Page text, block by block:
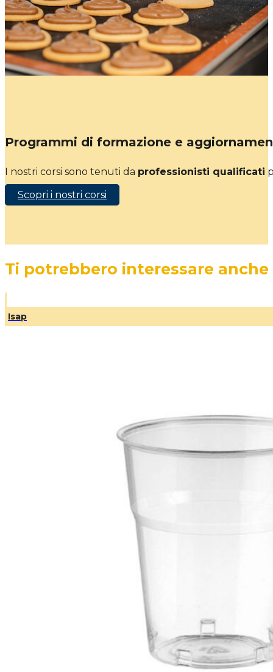
Programmi di formazione e
I nostri corsi sono tenuti da professionisti qualificati
Scopri i nostri corsi
Ti potrebbero interessare anche
Isap